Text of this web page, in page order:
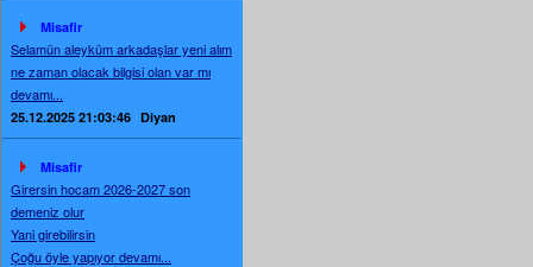
Misafir
Selamün aleyküm arkadaşlar yeni alım
ne zaman olacak bilgisi olan var mı
devamı...
25.12.2025 21:03:46 Diyan
Misafir
Girersin hocam 2026-2027 son
demeniz olur
Yani girebilirsin
Çoğu öyle yapıyor devamı...